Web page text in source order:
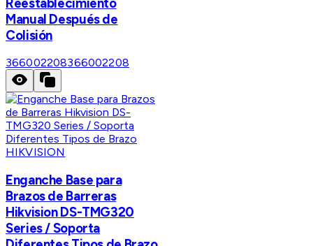
Manual Después de
Colisión
366002208366002208
HIKVISION
Enganche Base para
Brazos de Barreras
Hikvision DS-TMG320
Series / Soporta